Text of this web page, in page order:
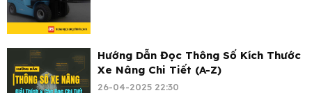
Hướng Dẫn Đọc Thông Số Kích Thước
Xe Nâng Chi Tiết (A-Z)
26-04-2025 22:30